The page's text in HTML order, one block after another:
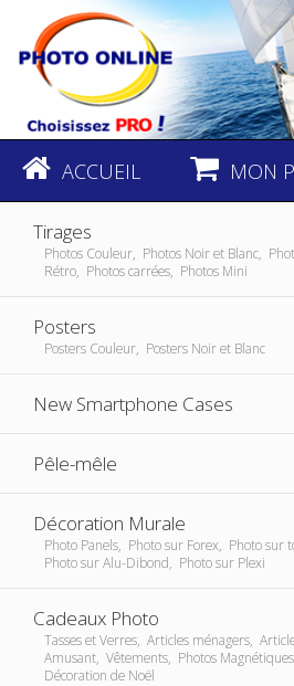
ACCUEIL MON
Tirages
Photos Couleur, Photos Noir et Blanc,
Rétro, Photos carrées, Photos Mini
Posters
Posters Couleur, Posters Noir et Blanc
New Smartphone Cases
Pêle-mêle
Décoration Murale
Photo Panels, Photo sur Forex, Photo sur
Photo sur Alu-Dibond, Photo sur Plexi
Cadeaux Photo
Tasses et Verres, Articles ménagers,
Amusant, Vêtements, Photos Magnétiques,
Décoration de Noël